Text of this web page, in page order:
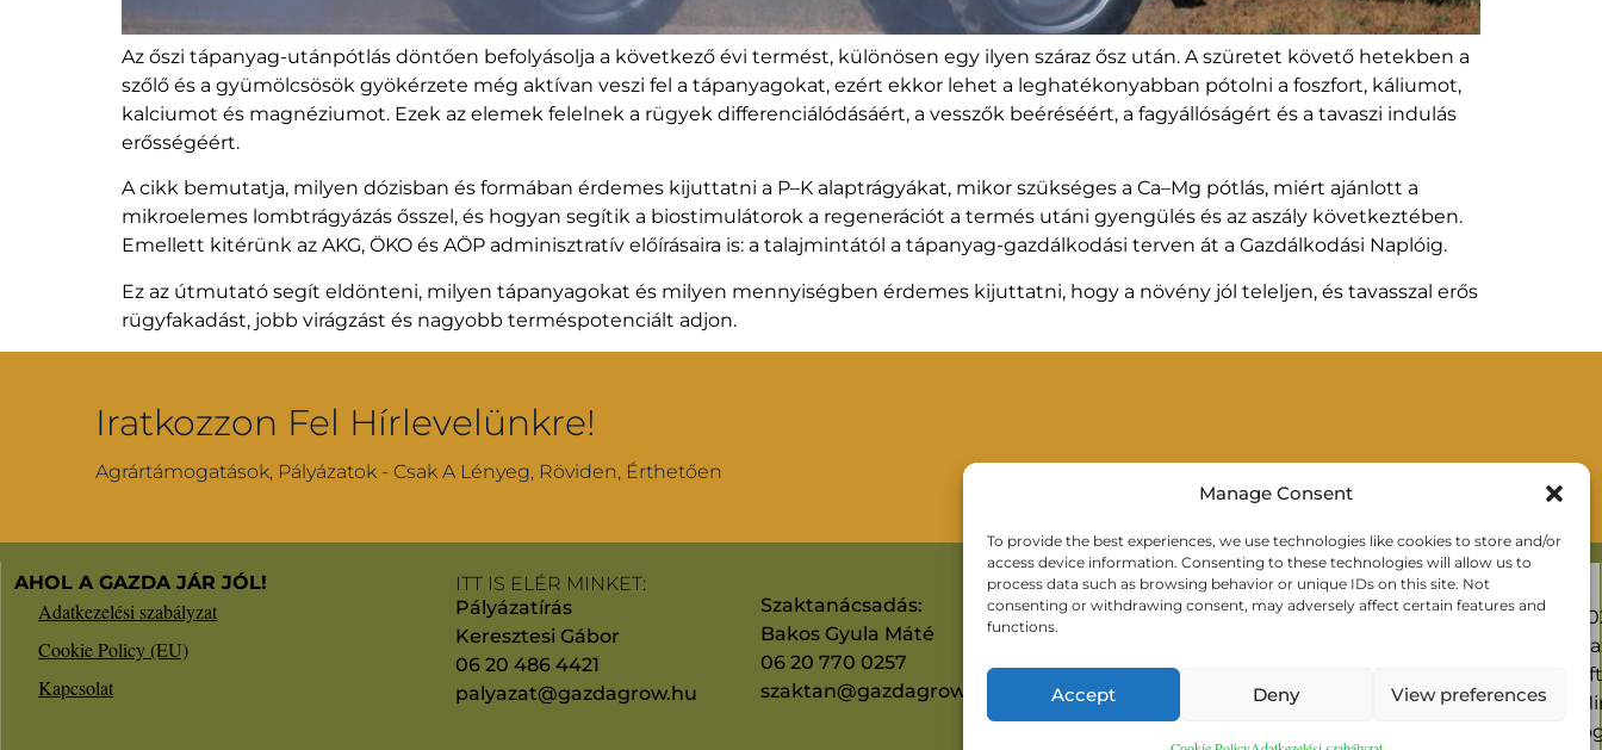
Manage Consent
To provide the best experiences, we use technologies like cookies to store and/or
access device information. Consenting to these technologies will allow us to
process data such as browsing behavior or unique IDs on this site. Not
consenting or withdrawing consent, may adversely affect certain features and
functions.
Accept Deny View preferences
Az őszi tápanyag-utánpótlás döntően befolyásolja a következő évi termést, különösen egy ilyen száraz ősz után. A szüretet követő hetekben a
szőlő és a gyümölcsösök gyökérzete még aktívan veszi fel a tápanyagokat, ezért ekkor lehet a leghatékonyabban pótolni a foszfort, káliumot,
kalciumot és magnéziumot. Ezek az elemek felelnek a rügyek differenciálódásáért, a vesszők beéréséért, a fagyállóságért és a tavaszi indulás
erősségéért.
A cikk bemutatja, milyen dózisban és formában érdemes kijuttatni a P–K alaptrágyákat, mikor szükséges a Ca–Mg pótlás, miért ajánlott a
mikroelemes lombtrágyázás ősszel, és hogyan segítik a biostimulátorok a regenerációt a termés utáni gyengülés és az aszály következtében.
Emellett kitérünk az AKG, ÖKO és AÖP adminisztratív előírásaira is: a talajmintától a tápanyag-gazdálkodási terven át a Gazdálkodási Naplóig.
Ez az útmutató segít eldönteni, milyen tápanyagokat és milyen mennyiségben érdemes kijuttatni, hogy a növény jól teleljen, és tavasszal erős
rügyfakadást, jobb virágzást és nagyobb terméspotenciált adjon.
Iratkozzon Fel Hírlevelünkre!
Agrártámogatások, Pályázatok - Csak A Lényeg, Röviden, Érthetően
AHOL A GAZDA JÁR JÓL!
Adatkezelési szabályzat
Cookie Policy (EU)
Kapcsolat
ITT IS ELÉR MINKET:
Pályázatírás
Keresztesi Gábor
06 20 486 4421
palyazat@gazdagrow.hu
Szaktanácsadás:
Bakos Gyula Máté
06 20 770 0257
szaktan@gazdagrow.hu
Növényvédelmi szakirányítás:
06 20 319 2904
novenyvedelem@gazdagrow.hu